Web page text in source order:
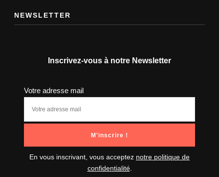
NEWSLETTER
Inscrivez-vous à notre Newsletter
Votre adresse mail
En vous inscrivant, vous acceptez notre politique de
confidentialité.